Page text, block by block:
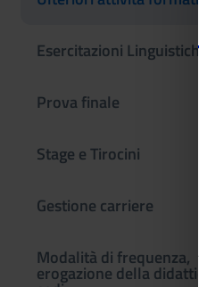
Esercitazioni
Prova finale
Stage e Tirocini
Gestione carriere
Modalità di frequenza,
erogazione della